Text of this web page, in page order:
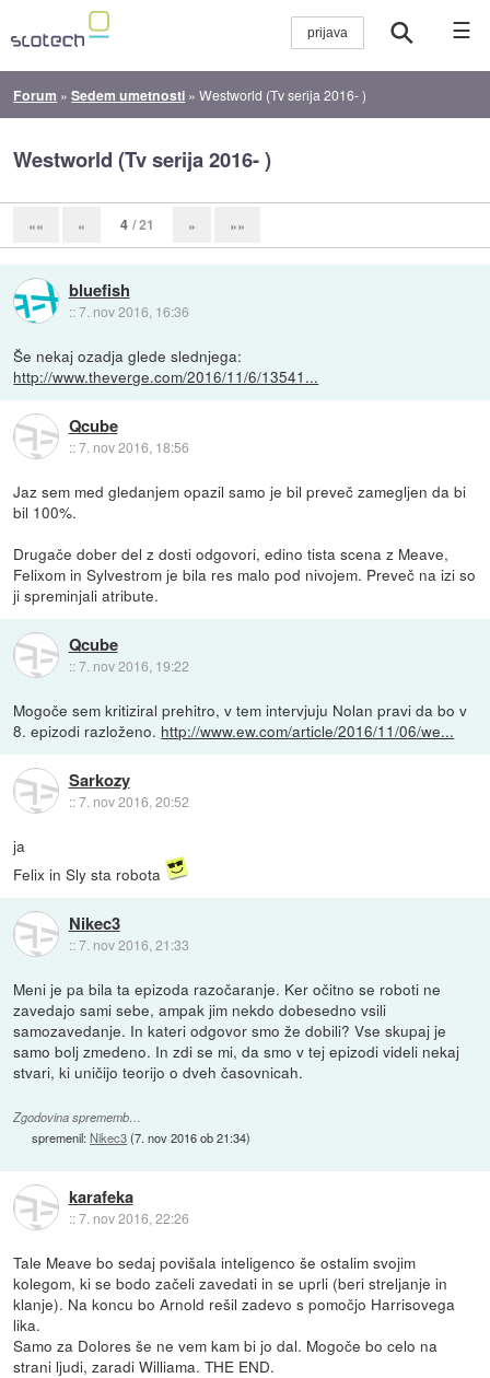
☰
Forum »Sedem umetnosti »Westworld (Tv serija 2016- )
Westworld (Tv serija 2016- )
«« « 4 / 21 » »»
bluefish
::7. nov 2016, 16:36
Še nekaj ozadja glede slednjega:
http://www.theverge.com/2016/11/6/13541...
Qcube
::7. nov 2016, 18:56
Jaz sem med gledanjem opazil samo je bil preveč zamegljen da bi
bil 100%.
Drugače dober del z dosti odgovori, edino tista scena z Meave,
Felixom in Sylvestrom je bila res malo pod nivojem. Preveč na izi so
ji spreminjali atribute.
Qcube
::7. nov 2016, 19:22
Mogoče sem kritiziral prehitro, v tem intervjuju Nolan pravi da bo v
8. epizodi razloženo. http://www.ew.com/article/2016/11/06/we...
Sarkozy
::7. nov 2016, 20:52
ja
Felix in Sly sta robota
Nikec3
::7. nov 2016, 21:33
Meni je pa bila ta epizoda razočaranje. Ker očitno se roboti ne
zavedajo sami sebe, ampak jim nekdo dobesedno vsili
samozavedanje. In kateri odgovor smo že dobili? Vse skupaj je
samo bolj zmedeno. In zdi se mi, da smo v tej epizodi videli nekaj
stvari, ki uničijo teorijo o dveh časovnicah.
Zgodovina sprememb…
spremenil:Nikec3(7. nov 2016 ob 21:34)
karafeka
::7. nov 2016, 22:26
Tale Meave bo sedaj povišala inteligenco še ostalim svojim
kolegom, ki se bodo začeli zavedati in se uprli (beri streljanje in
klanje). Na koncu bo Arnold rešil zadevo s pomočjo Harrisovega
lika.
Samo za Dolores še ne vem kam bi jo dal. Mogoče bo celo na
strani ljudi, zaradi Williama. THE END.